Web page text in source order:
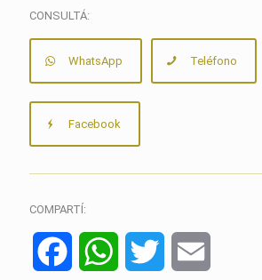
CONSULTÁ:
WhatsApp Teléfono
Facebook
COMPARTÍ:
FacebookWhatsAppTwitter